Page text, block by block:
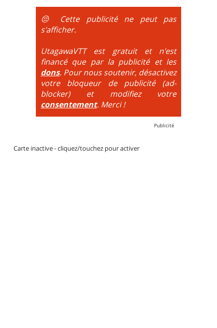
mécanique. La difficulté de la descente est indiquée
par des couleurs lorsqu'il s'agit de bikeparks. Vélo
😔 Cette publicité ne peut pas
s'afficher.
UtagawaVTT est gratuit et n'est
financé que par la publicité et les
dons. Pour nous soutenir, désactivez
votre bloqueur de publicité (ad-
blocker) et modifiez votre
consentement. Merci !